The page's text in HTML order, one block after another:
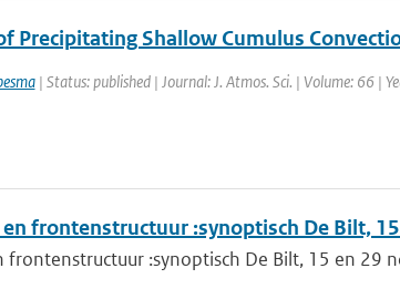
Precipitating Shallow Cumulus
| Status: published | Journal: J. Atmos. Sci. | Volume: 66 |
frontenstructuur :synoptisch De Bilt,
frontenstructuur :synoptisch De Bilt, 15 en 29